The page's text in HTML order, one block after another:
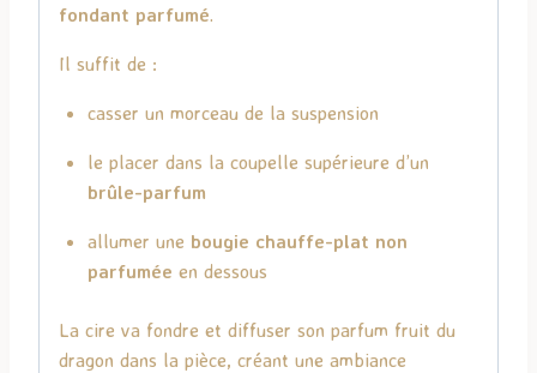
fondant parfumé.
Il suffit de :
casser un morceau de la suspension
le placer dans la coupelle supérieure d’un
brûle-parfum
allumer une bougie chauffe-plat non
parfumée en dessous
La cire va fondre et diffuser son parfum fruit du
dragon dans la pièce, créant une ambiance